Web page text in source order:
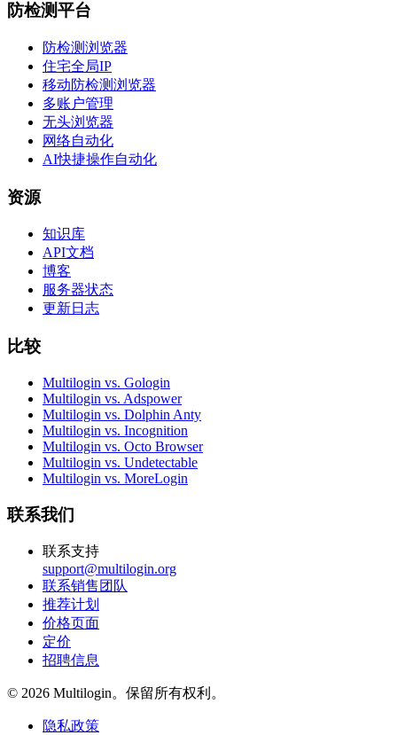
防检测平台
防检测浏览器
住宅全局IP
移动防检测浏览器
多账户管理
无头浏览器
网络自动化
AI快捷操作自动化
资源
知识库
API文档
博客
服务器状态
更新日志
比较
Multilogin vs. Gologin
Multilogin vs. Adspower
Multilogin vs. Dolphin Anty
Multilogin vs. Incognition
Multilogin vs. Octo Browser
Multilogin vs. Undetectable
Multilogin vs. MoreLogin
联系我们
联系支持
support@multilogin.org
联系销售团队
推荐计划
价格页面
定价
招聘信息
© 2026 Multilogin。保留所有权利。
隐私政策